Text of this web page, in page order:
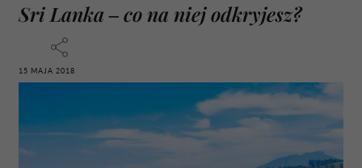
Sri Lanka – co na niej odkryjesz?
15 MAJA 2018